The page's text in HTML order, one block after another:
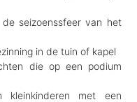
seizoenssfeer van het
in de tuin of kapel
die op een podium
kleinkinderen met een